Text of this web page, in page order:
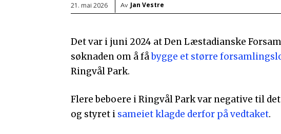
21. mai 2026 Av Jan Vestre
Det var i juni 2024 at Den Læstadianske
søknaden om å fåbygge et større
Ringvål Park.
Flere beboere i Ringvål Park var negative til
og styret i sameiet klagde derfor på vedtaket.